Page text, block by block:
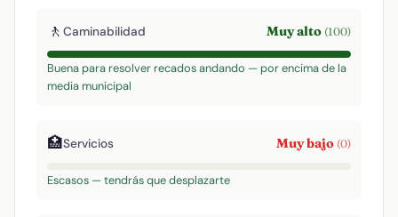
🚶 Caminabilidad Muy alto (100)
Buena para resolver recados andando — por encima de la
media municipal
🏥Servicios Muy bajo (0)
Escasos — tendrás que desplazarte